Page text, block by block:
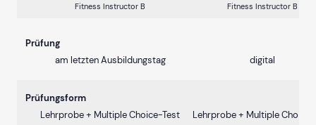
Fitness Instructor B Fitness Instructor B
Prüfung
am letzten Ausbildungstag
digital
Prüfungsform
Lehrprobe + Multiple Choice-Test
Lehrprobe + Multiple